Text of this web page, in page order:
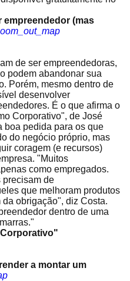
empreendedor (mas
de ser empreendedoras,
podem abandonar sua
Porém, mesmo dentro de
desenvolver
É o que afirma o
Corporativo", de José
boa pedida para os que
do negócio próprio, mas
coragem (e recursos)
"Muitos
como empregados.
precisam de
que melhoram produtos
obrigação", diz Costa.
dentro de uma
a montar um